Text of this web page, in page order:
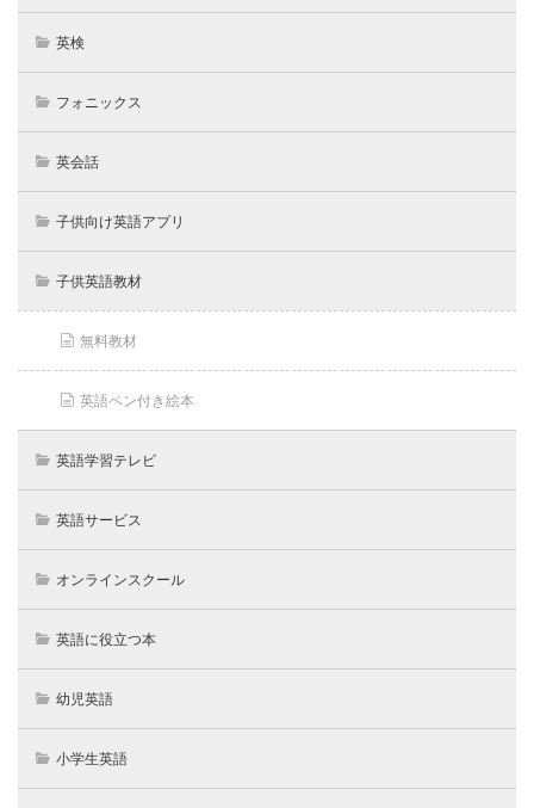
英検
フォニックス
英会話
子供向け英語アプリ
子供英語教材
無料教材
英語ペン付き絵本
英語学習テレビ
英語サービス
オンラインスクール
英語に役立つ本
幼児英語
小学生英語